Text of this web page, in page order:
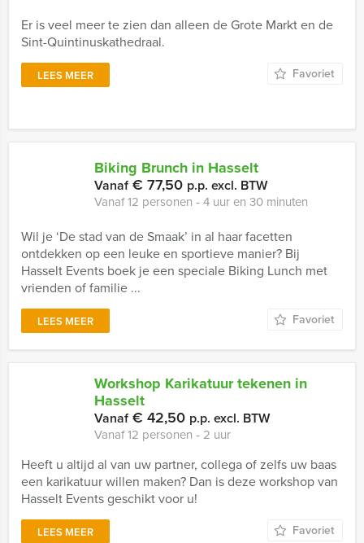
Er is veel meer te zien dan alleen de Grote Markt en de
Sint-Quintinuskathedraal.
LEES MEER Favoriet
Biking Brunch in Hasselt
Vanaf€ 77,50 p.p. excl. BTW
Vanaf 12 personen ‐ 4 uur en 30 minuten
Wil je ‘De stad van de Smaak’ in al haar facetten
ontdekken op een leuke en sportieve manier? Bij
Hasselt Events boek je een speciale Biking Lunch met
vrienden of familie ...
LEES MEER Favoriet
Workshop Karikatuur tekenen in
Hasselt
Vanaf€ 42,50 p.p. excl. BTW
Vanaf 12 personen ‐ 2 uur
Heeft u altijd al van uw partner, collega of zelfs uw baas
een karikatuur willen maken? Dan is deze workshop van
Hasselt Events geschikt voor u!
LEES MEER Favoriet